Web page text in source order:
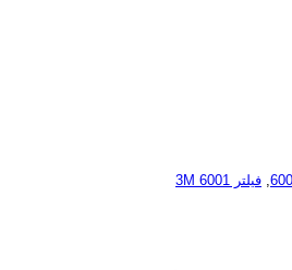
, فیلتر 6001 3M